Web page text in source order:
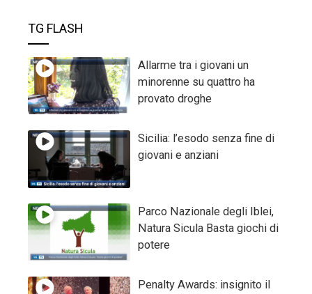
TG FLASH
Allarme tra i giovani un
minorenne su quattro ha
provato droghe
Sicilia: l’esodo senza fine di
giovani e anziani
Parco Nazionale degli Iblei,
Natura Sicula Basta giochi di
potere
Penalty Awards: insignito il